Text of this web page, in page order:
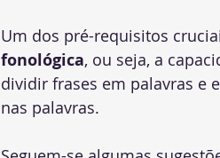
Um dos pré-requisitos
fonológica, ou seja, a
dividir frases em palavras e
nas palavras.